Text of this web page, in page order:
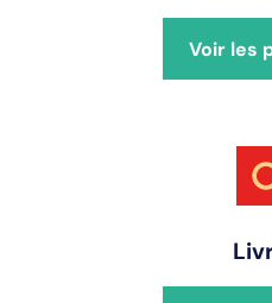
Voir les